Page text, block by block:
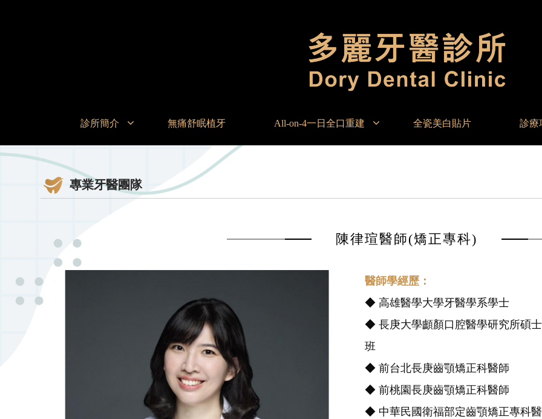
診所簡介 無痛舒眠植牙 All-on-4一日全口重建 全瓷美白貼片 診療
專業牙醫團隊
陳律瑄醫師(矯正專科)
醫師學經歷：
◆ 高雄醫學大學牙醫學系學士
◆ 長庚大學顱顏口腔醫學研究所碩士
班
◆ 前台北長庚齒顎矯正科醫師
◆ 前桃園長庚齒顎矯正科醫師
◆ 中華民國衛福部定齒顎矯正專科醫